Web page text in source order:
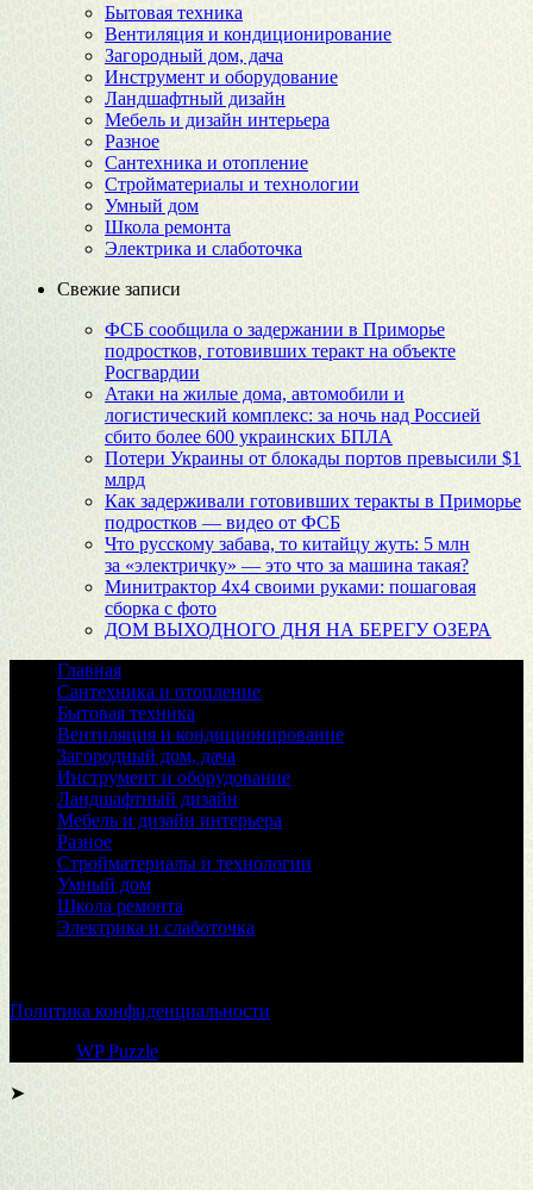
Бытовая техника
Вентиляция и кондиционирование
Загородный дом, дача
Инструмент и оборудование
Ландшафтный дизайн
Мебель и дизайн интерьера
Разное
Сантехника и отопление
Стройматериалы и технологии
Умный дом
Школа ремонта
Электрика и слаботочка
Свежие записи
ФСБ сообщила о задержании в Приморье
подростков, готовивших теракт на объекте
Росгвардии
Атаки на жилые дома, автомобили и
логистический комплекс: за ночь над Россией
сбито более 600 украинских БПЛА
Потери Украины от блокады портов превысили $1
млрд
Как задерживали готовивших теракты в Приморье
подростков — видео от ФСБ
Что русскому забава, то китайцу жуть: 5 млн
за «электричку» — это что за машина такая?
Минитрактор 4х4 своими руками: пошаговая
сборка с фото
ДОМ ВЫХОДНОГО ДНЯ НА БЕРЕГУ ОЗЕРА
Главная
Сантехника и отопление
Бытовая техника
Вентиляция и кондиционирование
Загородный дом, дача
Инструмент и оборудование
Ландшафтный дизайн
Мебель и дизайн интерьера
Разное
Стройматериалы и технологии
Умный дом
Школа ремонта
Электрика и слаботочка
Политика конфиденциальности
WP Puzzle
➤